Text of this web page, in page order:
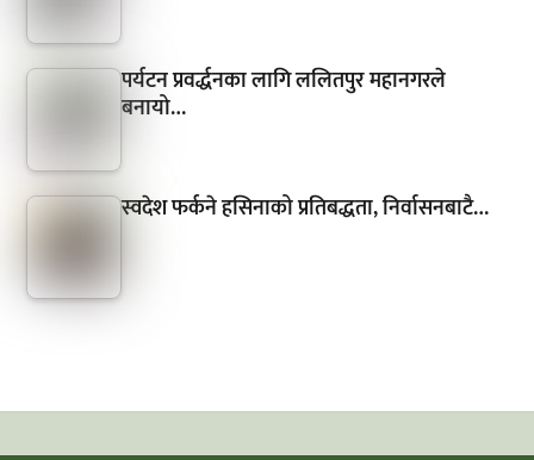
पर्यटन प्रवर्द्धनका लागि ललितपुर महानगरले
बनायो…
स्वदेश फर्कने हसिनाको प्रतिबद्धता, निर्वासनबाटै…